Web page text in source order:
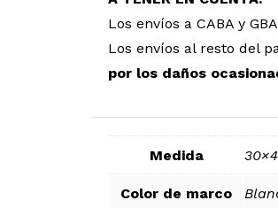
Los envíos a CABA y
Los envíos al resto del
por los daños
Medida
Color de marco